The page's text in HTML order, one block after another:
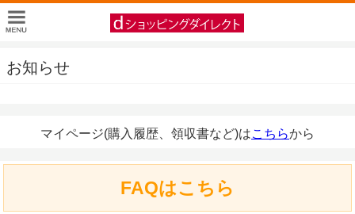
お知らせ
マイページ(購入履歴、領収書など)はこちらから
FAQはこちら